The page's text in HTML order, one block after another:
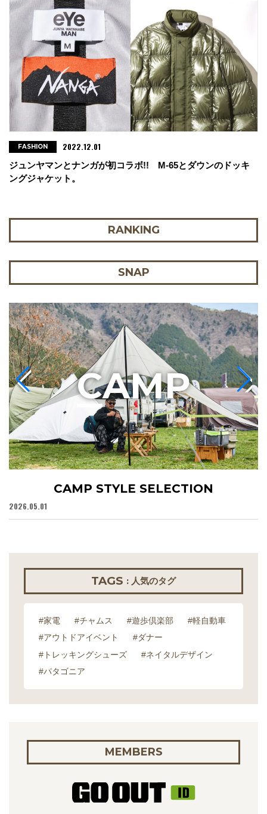
ジュンヤマンとナンガが初コラボ!! M-65とダウンのドッキ
ングジャケット。
FASHION 2022.12.01
RANKING
SNAP
CAMP STYLE SELECTION
2026.05.01
CAMP
TAGS : 人気のタグ
#家電 #チャムス #遊歩倶楽部
#軽自動車
#アウトドアイベント
#ダナー
#トレッキングシューズ
#ネイタルデザイン
#パタゴニア
MEMBERS